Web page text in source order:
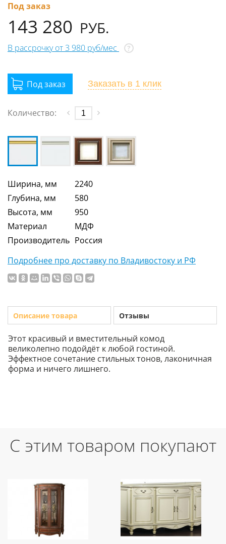
Под заказ
143 280 РУБ.
В рассрочку от 3 980 руб/мес ?
Заказать в 1 клик
Количество:
Ширина, мм
2240
Глубина, мм
580
Высота, мм
950
Материал
МДФ
Производитель Россия
Подробнее про доставку по Владивостоку и РФ
Описание товара Отзывы
Этот красивый и вместительный комод
великолепно подойдёт к любой гостиной.
Эффектное сочетание стильных тонов, лаконичная
форма и ничего лишнего.
С этим товаром покупают